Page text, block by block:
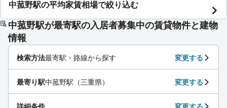
中菰野駅の平均家賃相場で絞り込む
中菰野駅が最寄駅の入居者募集中の賃貸物件と建物
情報
検索方法最寄駅・路線から探す 変更する
最寄り駅中菰野駅（三重県） 変更する